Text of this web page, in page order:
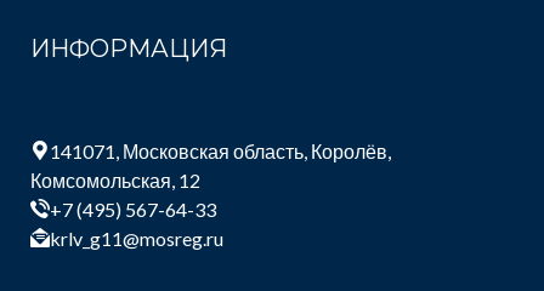
ИНФОРМАЦИЯ
141071, Московская область, Королёв,
Комсомольская, 12
+7 (495) 567-64-33
krlv_g11@mosreg.ru